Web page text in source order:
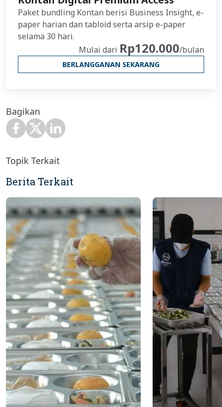
Paket bundling Kontan berisi Business Insight, e-
paper harian dan tabloid serta arsip e-paper
selama 30 hari.
Mulai dari Rp120.000/bulan
BERLANGGANAN SEKARANG
Bagikan
Topik Terkait
Berita Terkait